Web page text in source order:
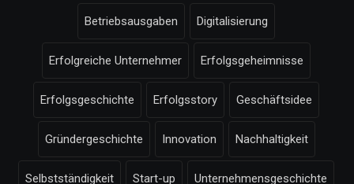
Betriebsausgaben Digitalisierung
Erfolgreiche Unternehmer Erfolgsgeheimnisse
Erfolgsgeschichte Erfolgsstory Geschäftsidee
Gründergeschichte Innovation Nachhaltigkeit
Selbstständigkeit Start-up Unternehmensgeschichte